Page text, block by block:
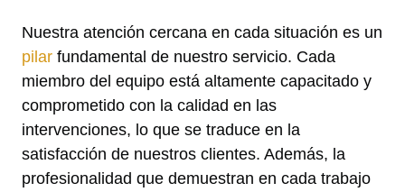
Nuestra atención cercana en cada situación es un
pilar fundamental de nuestro servicio. Cada
miembro del equipo está altamente capacitado y
comprometido con la calidad en las
intervenciones, lo que se traduce en la
satisfacción de nuestros clientes. Además, la
profesionalidad que demuestran en cada trabajo